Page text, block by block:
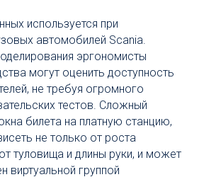
используется при
автомобилей Scania.
эргономисты
могут оценить доступность
не требуя огромного
тестов. Сложный
билета на платную станцию,
не только от роста
туловища и длины руки, и может
виртуальной группой